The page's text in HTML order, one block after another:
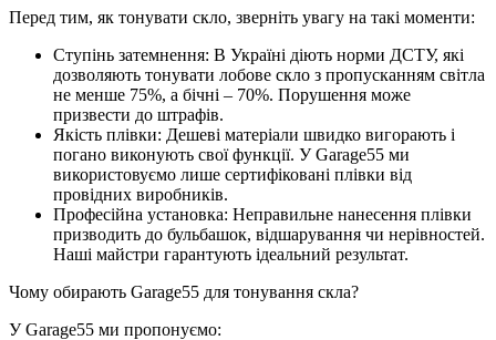
Перед тим, як тонувати скло, зверніть увагу на такі моменти:
Ступінь затемнення: В Україні діють норми ДСТУ, які
дозволяють тонувати лобове скло з пропусканням світла
не менше 75%, а бічні – 70%. Порушення може
призвести до штрафів.
Якість плівки: Дешеві матеріали швидко вигорають і
погано виконують свої функції. У Garage55 ми
використовуємо лише сертифіковані плівки від
провідних виробників.
Професійна установка: Неправильне нанесення плівки
призводить до бульбашок, відшарування чи нерівностей.
Наші майстри гарантують ідеальний результат.
Чому обирають Garage55 для тонування скла?
У Garage55 ми пропонуємо: